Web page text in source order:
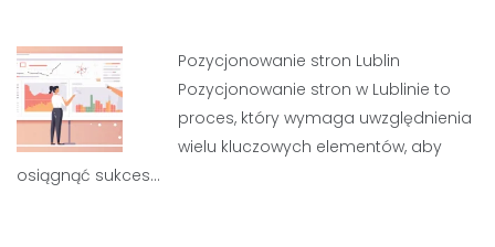
Pozycjonowanie stron Lublin
Pozycjonowanie stron w Lublinie to
proces, który wymaga uwzględnienia
wielu kluczowych elementów, aby
osiągnąć sukces…